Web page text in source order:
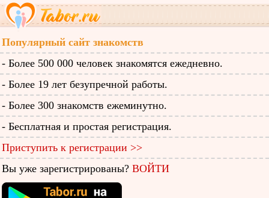
Популярный сайт знакомств
- Более 500 000 человек знакомятся ежедневно.
- Более 19 лет безупречной работы.
- Более 300 знакомств ежеминутно.
- Бесплатная и простая регистрация.
Приступить к регистрации >>
Вы уже зарегистрированы? ВОЙТИ